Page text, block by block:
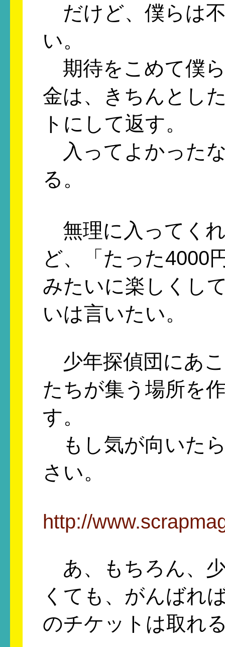
だけど、僕らは
い。
期待をこめて僕
金は、きちんとし
トにして返す。
入ってよかった
る。
無理に入ってく
ど、「たった4000
みたいに楽しくし
いは言いたい。
少年探偵団にあ
たちが集う場所を
す。
もし気が向いた
さい。
http://
あ、もちろん、
くても、がんばれ
のチケットは取れ